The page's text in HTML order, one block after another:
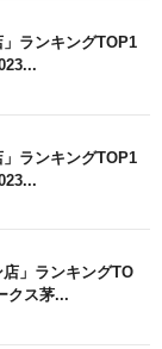
」ランキングTOP1
」ランキングTOP1
店」ランキングTO
クス茅...